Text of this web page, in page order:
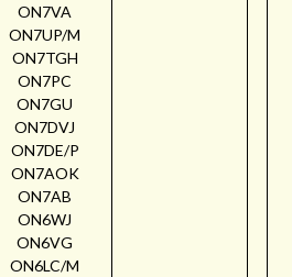
ON7VA
ON7UP/M
ON7TGH
ON7PC
ON7GU
ON7DVJ
ON7DE/P
ON7AOK
ON7AB
ON6WJ
ON6VG
ON6LC/M